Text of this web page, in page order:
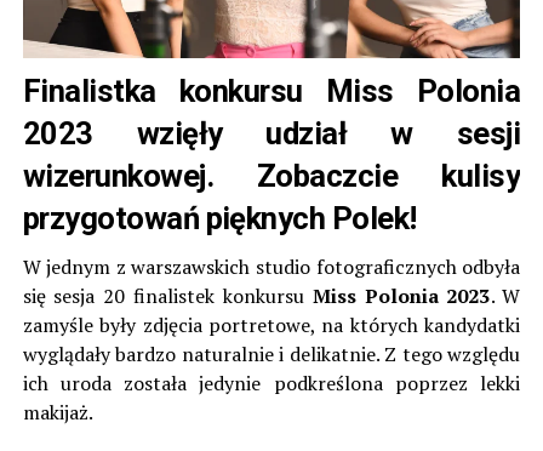
Finalistka konkursu Miss Polonia
2023 wzięły udział w sesji
wizerunkowej. Zobaczcie kulisy
przygotowań pięknych Polek!
W jednym z warszawskich studio fotograficznych odbyła
się sesja 20 finalistek konkursu Miss Polonia 2023. W
zamyśle były zdjęcia portretowe, na których kandydatki
wyglądały bardzo naturalnie i delikatnie. Z tego względu
ich uroda została jedynie podkreślona poprzez lekki
makijaż.